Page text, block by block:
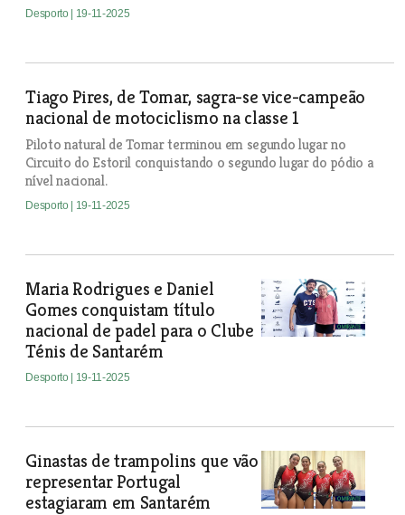
Desporto | 19-11-2025
Tiago Pires, de Tomar, sagra-se vice-campeão
nacional de motociclismo na classe 1
Piloto natural de Tomar terminou em segundo lugar no
Circuito do Estoril conquistando o segundo lugar do pódio a
nível nacional.
Desporto | 19-11-2025
Maria Rodrigues e Daniel
Gomes conquistam título
nacional de padel para o Clube
Ténis de Santarém
Desporto | 19-11-2025
Ginastas de trampolins que vão
representar Portugal
estagiaram em Santarém